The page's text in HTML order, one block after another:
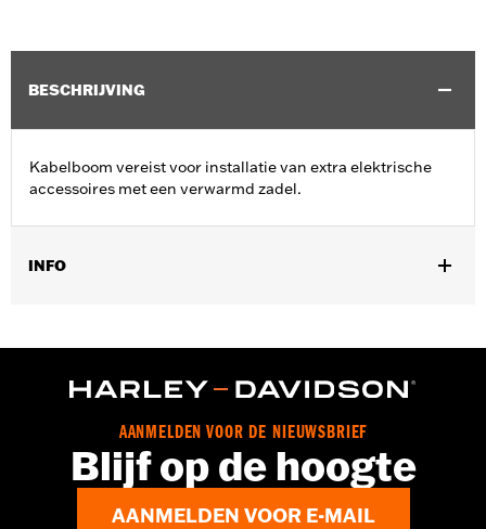
BESCHRIJVING
Kabelboom vereist voor installatie van extra elektrische
accessoires met een verwarmd zadel.
INFO
accessoires zoals audio-accessoires.
AANMELDEN VOOR DE NIEUWSBRIEF
Blijf op de hoogte
AANMELDEN VOOR E-MAIL